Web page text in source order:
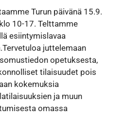
Turun päivänä 15.9.
10-17. Telttamme
esiintymislavaa
juttelemaan
opetuksesta,
tilaisuudet pois
kokemuksia
ja muun
omassa